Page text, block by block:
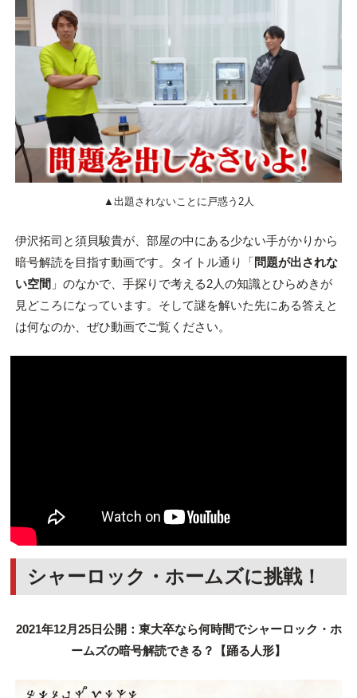
▲出題されないことに戸惑う2人
伊沢拓司と須貝駿貴が、部屋の中にある少ない手がかりから
暗号解読を目指す動画です。タイトル通り「問題が出されな
い空間 」のなかで、手探りで考える2人の知識とひらめきが
見どころになっています。そして謎を解いた先にある答えと
は何なのか、ぜひ動画でご覧ください。
シャーロック・ホームズに挑戦！
2021年12月25日公開：東大卒なら何時間でシャーロック・ホ
ームズの暗号解読できる？【踊る人形】